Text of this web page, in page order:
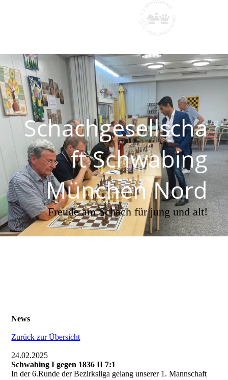
Schachgesellscha
ft Schwabing
München Nord
Freude am Schach für jung und alt!
News
Zurück zur Übersicht
24.02.2025
Schwabing I gegen 1836 II 7:1
In der 6.Runde der Bezirksliga gelang unserer 1. Mannschaft